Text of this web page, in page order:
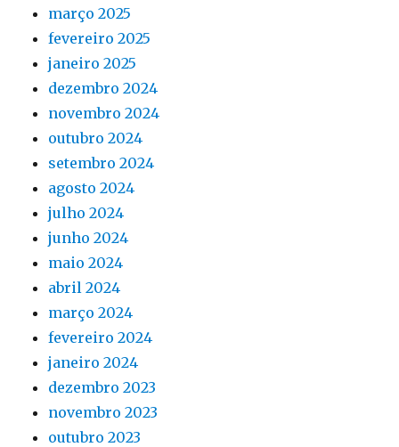
março 2025
fevereiro 2025
janeiro 2025
dezembro 2024
novembro 2024
outubro 2024
setembro 2024
agosto 2024
julho 2024
junho 2024
maio 2024
abril 2024
março 2024
fevereiro 2024
janeiro 2024
dezembro 2023
novembro 2023
outubro 2023